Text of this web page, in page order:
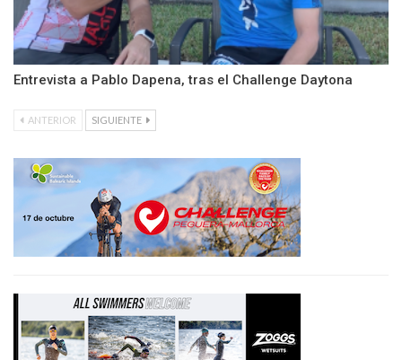
Entrevista a Pablo Dapena, tras el Challenge Daytona
ANTERIOR SIGUIENTE